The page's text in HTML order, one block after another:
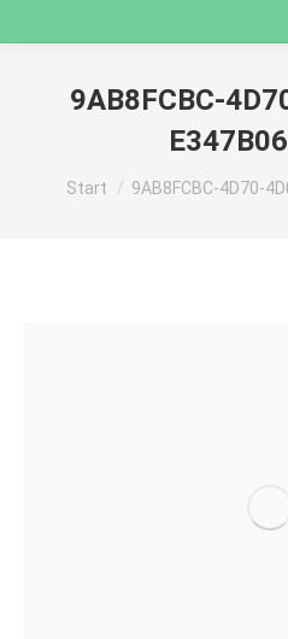
9AB8FCBC-
Sie befinden sich hier:
Start 9AB8FCBC-4D70-